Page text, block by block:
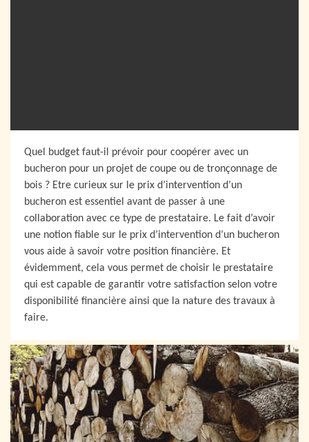
Quel budget faut-il prévoir pour coopérer avec un
bucheron pour un projet de coupe ou de tronçonnage de
bois ? Etre curieux sur le prix d’intervention d’un
bucheron est essentiel avant de passer à une
collaboration avec ce type de prestataire. Le fait d’avoir
une notion fiable sur le prix d’intervention d’un bucheron
vous aide à savoir votre position financière. Et
évidemment, cela vous permet de choisir le prestataire
qui est capable de garantir votre satisfaction selon votre
disponibilité financière ainsi que la nature des travaux à
faire.